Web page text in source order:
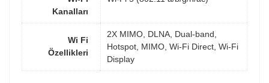
Kanalları
Wi Fi
Özellikleri
2X MIMO, DLNA, Dual-band,
Hotspot, MIMO, Wi-Fi Direct, Wi-Fi
Display